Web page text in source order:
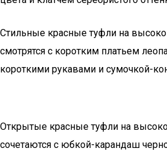
Стильные красные туфли на
смотрятся с коротким платьем
короткими рукавами и сумочкой-
Открытые красные туфли на
сочетаются с юбкой-карандаш